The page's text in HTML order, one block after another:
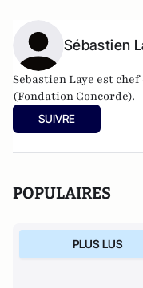
Sébastien
Sebastien Laye est
(Fondation Concorde).
SUIVRE
POPULAIRES
PLUS LUS